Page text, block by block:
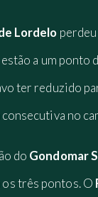
Lordelo
a um ponto
ter reduzido
no
do Gondomar
três pontos. O